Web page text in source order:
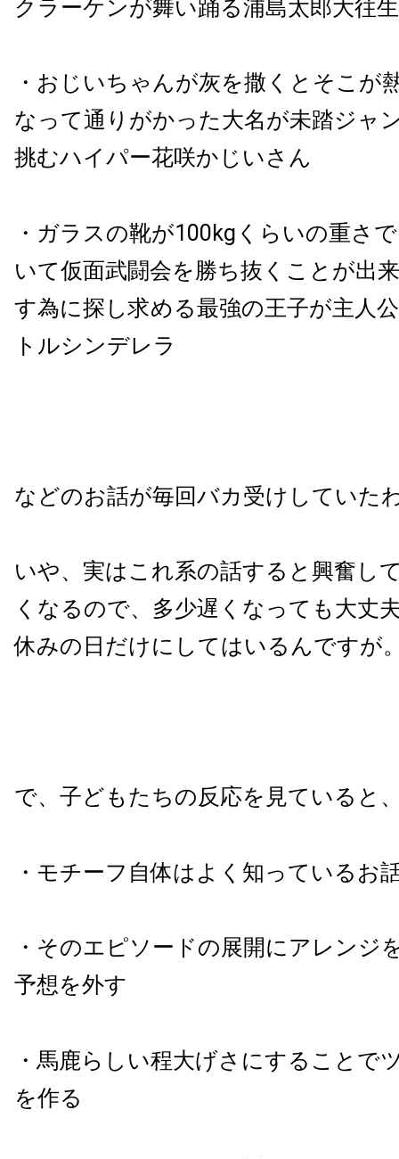
クラーケンが舞い踊る浦島太郎大往生
・おじいちゃんが灰を撒くとそこが
なって通りがかった大名が未踏ジャ
挑むハイパー花咲かじいさん
・ガラスの靴が100kgくらいの重さ
いて仮面武闘会を勝ち抜くことが出
す為に探し求める最強の王子が主人
トルシンデレラ
などのお話が毎回バカ受けしていた
いや、実はこれ系の話すると興奮し
くなるので、多少遅くなっても大丈
休みの日だけにしてはいるんですが
で、子どもたちの反応を見ていると
・モチーフ自体はよく知っているお
・そのエピソードの展開にアレンジ
予想を外す
・馬鹿らしい程大げさにすることで
を作る